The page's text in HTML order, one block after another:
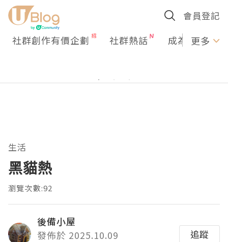
會員登記
社群創作有價企劃 社群熱話 成為U更多
生活
黑貓熱
瀏覽次數:92
後備小屋
發佈於 2025.10.09
追蹤